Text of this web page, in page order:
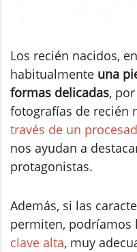
Los recién nacidos,
habitualmente una
formas delicadas,
fotografías de recién
través de un
nos ayudan a
protagonistas.
Además, si las
permiten, podríamos
clave alta, muy